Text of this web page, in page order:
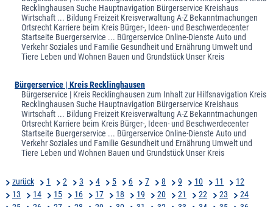
Recklinghausen Suche Hauptnavigation Bürgerservice Kreishaus
Wirtschaft ... Bildung Freizeit Kreisverwaltung A-Z Bekanntmachungen
Ortsrecht Karriere beim Kreis Bürger-, Ideen- und Beschwerdecenter
Startseite Buergerservice ... Bürgerservice Online-Dienste Auto und
Verkehr Soziales und Familie Gesundheit und Ernährung Umwelt und
Tiere Leben und Wohnen Bauen und Grundstück Unser Kreis
Bürgerservice | Kreis Recklinghausen
Bürgerservice | Kreis Recklinghausen zum Inhalt zur Hilfsnavigation Kreis
Recklinghausen Suche Hauptnavigation Bürgerservice Kreishaus
Wirtschaft ... Bildung Freizeit Kreisverwaltung A-Z Bekanntmachungen
Ortsrecht Karriere beim Kreis Bürger-, Ideen- und Beschwerdecenter
Startseite Buergerservice ... Bürgerservice Online-Dienste Auto und
Verkehr Soziales und Familie Gesundheit und Ernährung Umwelt und
Tiere Leben und Wohnen Bauen und Grundstück Unser Kreis
zurück 1 2 3 4 5 6 7 8 9 10 11
12
13
14 15 16 17 18 19 20 21 22 23
24